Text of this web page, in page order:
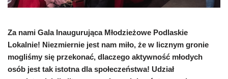
Za nami Gala Inaugurująca Młodzieżowe Podlaskie
Lokalnie! Niezmiernie jest nam miło, że w licznym gronie
mogliśmy się przekonać, dlaczego aktywność młodych
osób jest tak istotna dla społeczeństwa! Udział